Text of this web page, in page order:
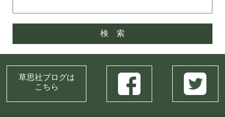
草思社ブログは
こちら